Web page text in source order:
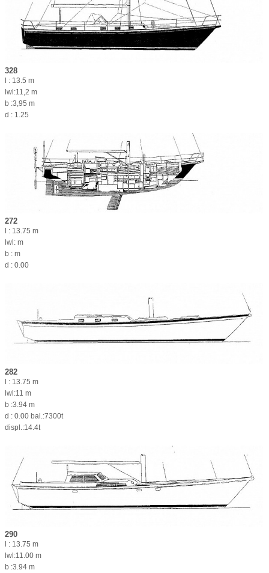
328
l : 13.5 m
lwl:11,2 m
b :3,95 m
d : 1.25
272
l : 13.75 m
lwl: m
b : m
d : 0.00
282
l : 13.75 m
lwl:11 m
b :3.94 m
d : 0.00 bal.:7300t
displ.:14.4t
290
l : 13.75 m
lwl:11.00 m
b :3.94 m